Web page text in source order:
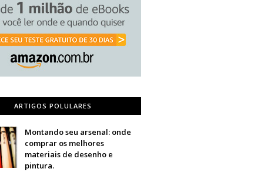
ARTIGOS POLULARES
Montando seu arsenal: onde
comprar os melhores
materiais de desenho e
pintura.